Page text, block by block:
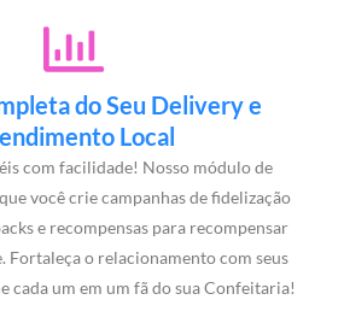
do Seu Delivery e
Local
com facilidade! Nosso módulo de
você crie campanhas de fidelização
e recompensas para recompensar
Fortaleça o relacionamento com seus
cada um em um fã do sua Confeitaria!